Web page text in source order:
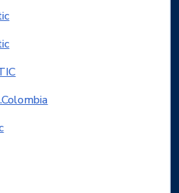
Logo Threads
Logo Tiktok
Logo Twitter
Logo Facebook
Logo Youtube